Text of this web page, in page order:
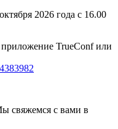
2026 года с 16.00
приложение TrueConf или
свяжемся с вами в